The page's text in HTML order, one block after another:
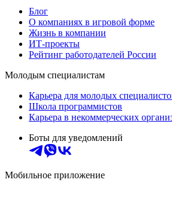
Блог
О компаниях в игровой форме
Жизнь в компании
ИТ-проекты
Рейтинг работодателей России
Молодым специалистам
Карьера для молодых
Школа программистов
Карьера в некоммерческих
Боты для уведомлений
Мобильное приложение